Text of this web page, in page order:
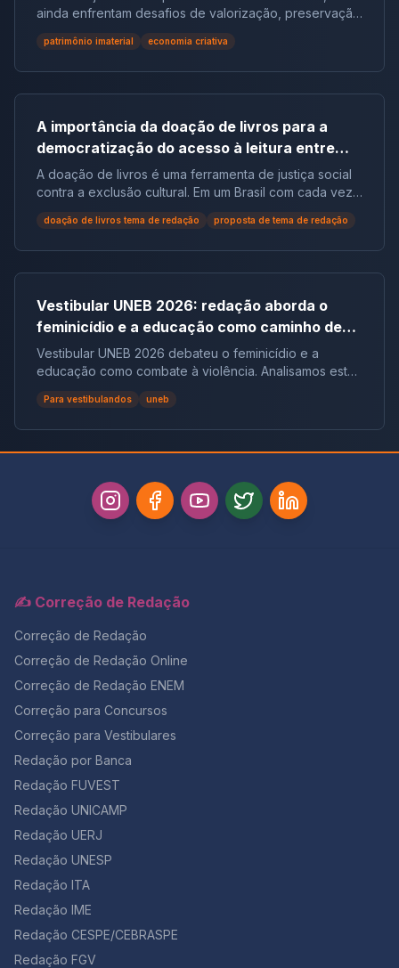
ainda enfrentam desafios de valorização, preservação
e reconhecimento social.
patrimônio imaterial economia criativa
A importância da doação de livros para a
democratização do acesso à leitura entre
populações em situação de vulnerabilidade
social no Brasil | Tema de Redação
A doação de livros é uma ferramenta de justiça social
contra a exclusão cultural. Em um Brasil com cada vez
mais não leitores, ela democratiza o acesso ao
conhecimento e reduz desigualdades.
doação de livros tema de redação proposta de tema de redação
Vestibular UNEB 2026: redação aborda o
feminicídio e a educação como caminho de
combate à violência
Vestibular UNEB 2026 debateu o feminicídio e a
educação como combate à violência. Analisamos este
tema crucial que desafiou milhares e te preparamos
para futuras pautas sociais.
Para vestibulandos uneb
✍️ Correção de Redação
Correção de Redação
Correção de Redação Online
Correção de Redação ENEM
Correção para Concursos
Correção para Vestibulares
Redação por Banca
Redação FUVEST
Redação UNICAMP
Redação UERJ
Redação UNESP
Redação ITA
Redação IME
Redação CESPE/CEBRASPE
Redação FGV